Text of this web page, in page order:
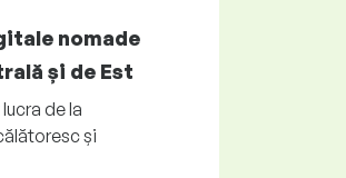
nomade
și de Est
de la
și